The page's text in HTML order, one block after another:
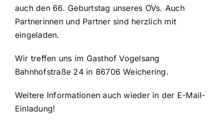
auch den 66. Geburtstag unseres OVs. Auch
Partnerinnen und Partner sind herzlich mit
eingeladen.
Wir treffen uns im Gasthof Vogelsang
Bahnhofstraße 24 in 86706 Weichering.
Weitere Informationen auch wieder in der E-Mail-
Einladung!